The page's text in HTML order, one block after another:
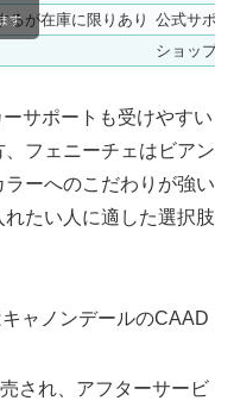
るが在庫に限りあり 公式サポ
ショップ
す
サポートも受けやすい
フェニーチェはビアン
ーへのこだわりが強い
たい人に適した選択肢
ャノンデールのCAAD
され、アフターサービ